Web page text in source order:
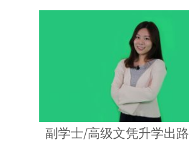
副学士/高级文凭升学出路